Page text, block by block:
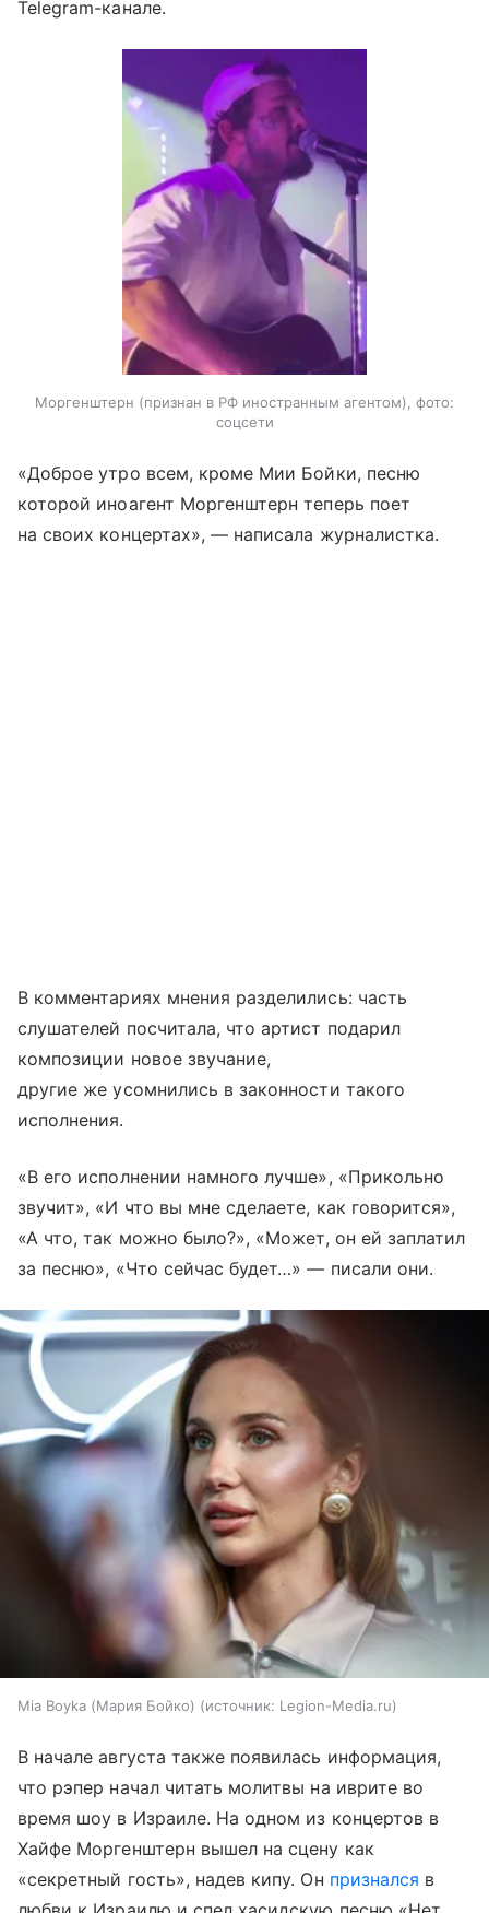
Telegram-канале.
Моргенштерн (признан в РФ иностранным агентом), фото:
соцсети
«Доброе утро всем, кроме Мии Бойки, песню
которой иноагент Моргенштерн теперь поет
на своих концертах», — написала журналистка.
В комментариях мнения разделились: часть
слушателей посчитала, что артист подарил
композиции новое звучание,
другие же усомнились в законности такого
исполнения.
«В его исполнении намного лучше», «Прикольно
звучит», «И что вы мне сделаете, как говорится»,
«А что, так можно было?», «Может, он ей заплатил
за песню», «Что сейчас будет…» — писали они.
Mia Boyka (Мария Бойко) источник: Legion-Media.ru
В начале августа также появилась информация,
что рэпер начал читать молитвы на иврите во
время шоу в Израиле. На одном из концертов в
Хайфе Моргенштерн вышел на сцену как
«секретный гость», надев кипу. Он признался в